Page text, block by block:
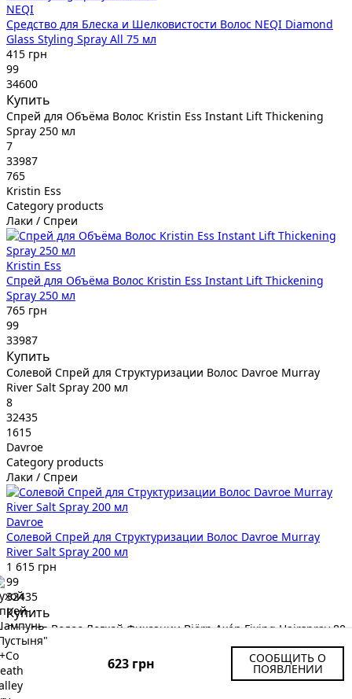
623 грн СООБЩИТЬ О
ПОЯВЛЕНИИ
NEQI
Средство для Блеска и Шелковистости Волос NEQI Diamond
Glass Styling Spray All 75 мл
415 грн
99
34600
Купить
Спрей для Объёма Волос Kristin Ess Instant Lift Thickening
Spray 250 мл
7
33987
765
Kristin Ess
Category products
Лаки / Спреи
Kristin Ess
Спрей для Объёма Волос Kristin Ess Instant Lift Thickening
Spray 250 мл
765 грн
99
33987
Купить
Солевой Спрей для Структуризации Волос Davroe Murray
River Salt Spray 200 мл
8
32435
1615
Davroe
Category products
Лаки / Спреи
Davroe
Солевой Спрей для Структуризации Волос Davroe Murray
River Salt Spray 200 мл
1 615 грн
99
32435
Купить
Лак для Волос Легкой Фиксации Björn Axén Fixing Hairspray 80
мл
9
33473
425